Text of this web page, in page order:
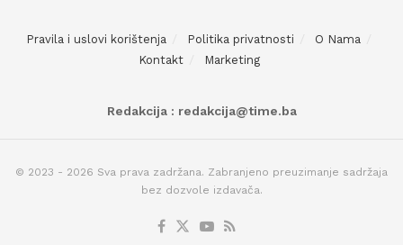
Pravila i uslovi korištenja Politika privatnosti
O Nama
Kontakt
Marketing
Redakcija : redakcija@time.ba
© 2023 - 2026 Sva prava zadržana. Zabranjeno preuzimanje sadržaja
bez dozvole izdavača.